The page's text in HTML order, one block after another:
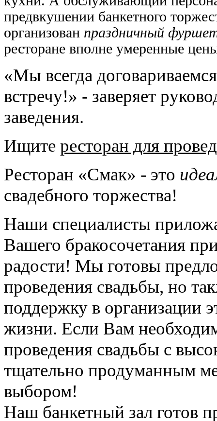
предвкушении банкетного
организован праздничный
ресторане вполне умеренные
«Мы всегда
встречу!» - заверяет
заведения.
Ищите ресторан для
Ресторан «Смак» - это
свадебного торжества!
Наши специалисты
Вашего бракосочетания
радости! Мы готовы
проведения свадьбы, но
поддержку в организации
жизни. Если Вам
проведения свадьбы с
тщательно продуманным
выбором!
Наш банкетный зал готов